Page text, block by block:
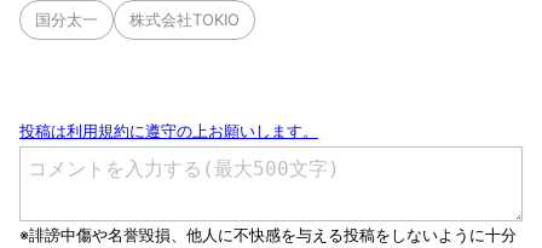
国分太一 株式会社TOKIO